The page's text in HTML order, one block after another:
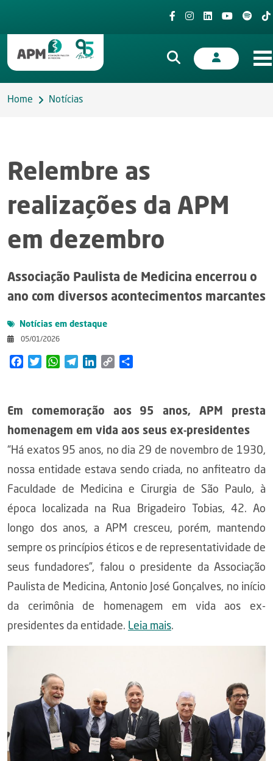
Home Notícias
Relembre as
realizações da APM
em dezembro
Associação Paulista de Medicina encerrou o
ano com diversos acontecimentos marcantes
Notícias em destaque
05/01/2026
FacebookTwitterWhatsAppTelegramLinkedIn
Copy
Em comemoração aos 95 anos, APM presta
homenagem em vida aos seus ex-presidentes
“Há exatos 95 anos, no dia 29 de novembro de 1930,
nossa entidade estava sendo criada, no anfiteatro da
Faculdade de Medicina e Cirurgia de São Paulo, à
época localizada na Rua Brigadeiro Tobias, 42. Ao
longo dos anos, a APM cresceu, porém, mantendo
sempre os princípios éticos e de representatividade de
seus fundadores”, falou o presidente da Associação
Paulista de Medicina, Antonio José Gonçalves, no início
da cerimônia de homenagem em vida aos ex-
presidentes da entidade. Leia mais.